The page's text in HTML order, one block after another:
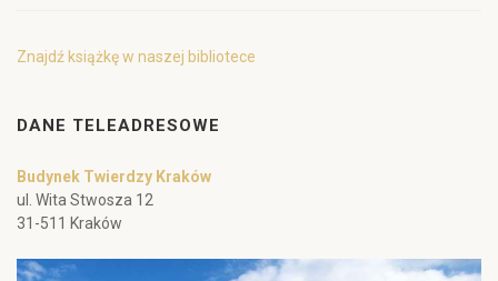
Znajdź książkę w naszej bibliotece
DANE TELEADRESOWE
Budynek Twierdzy Kraków
ul. Wita Stwosza 12
31-511 Kraków